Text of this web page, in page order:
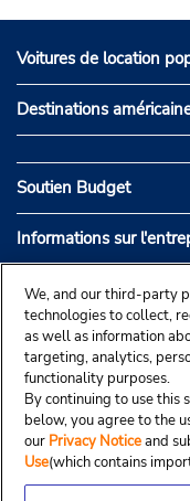
Voitures de location
Destinations
Soutien Budget
Informations sur
Partenaires de Budget
We, and our third-party
technologies to collect,
as well as information
targeting, analytics,
functionality purposes.
By continuing to use this
below, you agree to the
our Privacy Noticeand
Use(which contains